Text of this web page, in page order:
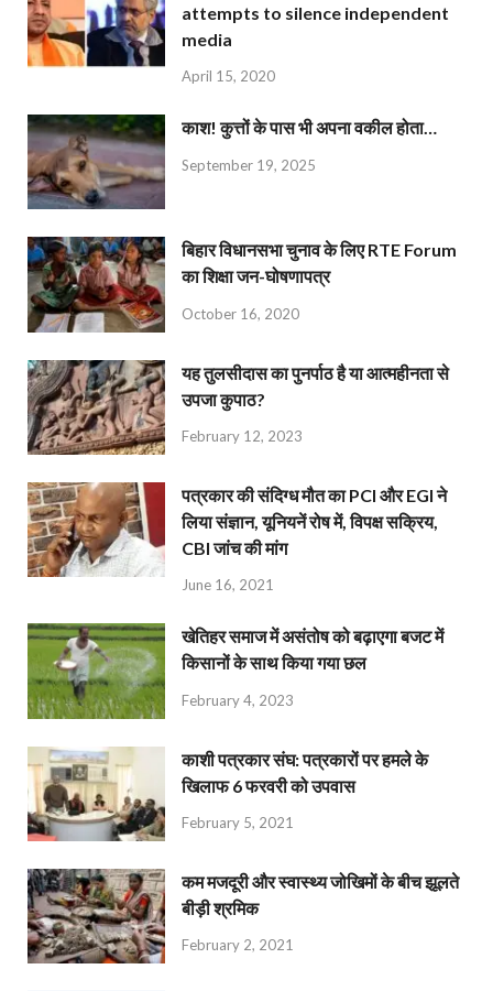
attempts to silence independent
media
April 15, 2020
काश! कुत्तों के पास भी अपना वकील होता…
September 19, 2025
बिहार विधानसभा चुनाव के लिए RTE Forum
का शिक्षा जन-घोषणापत्र
October 16, 2020
यह तुलसीदास का पुनर्पाठ है या आत्महीनता से
उपजा कुपाठ?
February 12, 2023
पत्रकार की संदिग्ध मौत का PCI और EGI ने
लिया संज्ञान, यूनियनें रोष में, विपक्ष सक्रिय,
CBI जांच की मांग
June 16, 2021
खेतिहर समाज में असंतोष को बढ़ाएगा बजट में
किसानों के साथ किया गया छल
February 4, 2023
काशी पत्रकार संघ: पत्रकारों पर हमले के
खिलाफ 6 फरवरी को उपवास
February 5, 2021
कम मजदूरी और स्वास्थ्य जोखिमों के बीच झूलते
बीड़ी श्रमिक
February 2, 2021